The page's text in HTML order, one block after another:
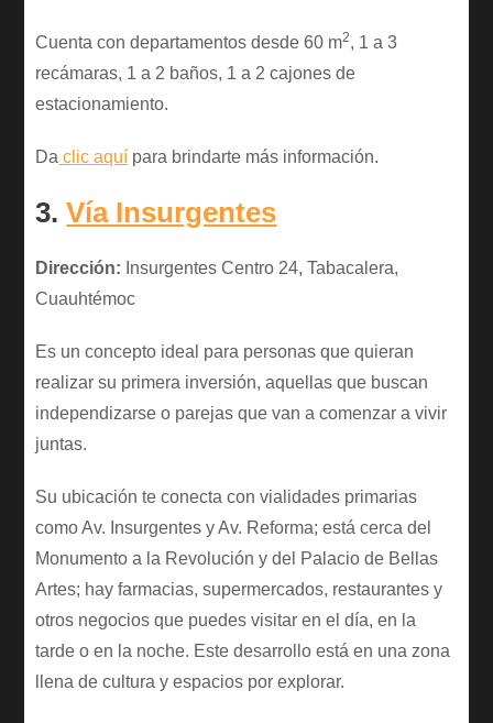
Cuenta con departamentos desde 60 m2, 1 a 3
recámaras, 1 a 2 baños, 1 a 2 cajones de
estacionamiento.
Da clic aquí para brindarte más información.
3.Vía Insurgentes
Dirección: Insurgentes Centro 24, Tabacalera,
Cuauhtémoc
Es un concepto ideal para personas que quieran
realizar su primera inversión, aquellas que buscan
independizarse o parejas que van a comenzar a vivir
juntas.
Su ubicación te conecta con vialidades primarias
como Av. Insurgentes y Av. Reforma; está cerca del
Monumento a la Revolución y del Palacio de Bellas
Artes; hay farmacias, supermercados, restaurantes y
otros negocios que puedes visitar en el día, en la
tarde o en la noche. Este desarrollo está en una zona
llena de cultura y espacios por explorar.